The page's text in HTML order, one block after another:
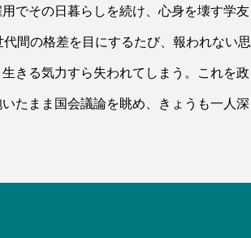
でその日暮らしを続け、心身を壊す学友
間の格差を目にするたび、報われない思
きる気力すら失われてしまう。これを政
たまま国会議論を眺め、きょうも一人深